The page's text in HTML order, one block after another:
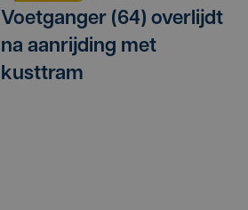
Voetganger (64) overlijdt
na aanrijding met
kusttram